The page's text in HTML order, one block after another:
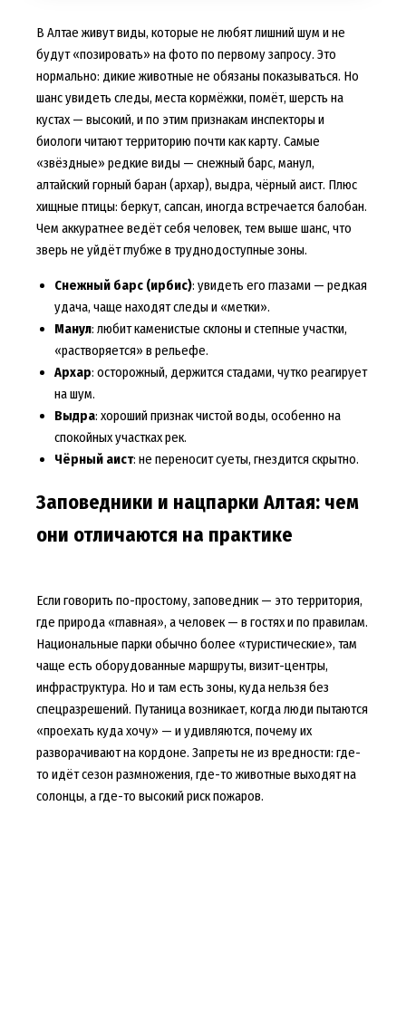
В Алтае живут виды, которые не любят лишний шум и не
будут «позировать» на фото по первому запросу. Это
нормально: дикие животные не обязаны показываться. Но
шанс увидеть следы, места кормёжки, помёт, шерсть на
кустах — высокий, и по этим признакам инспекторы и
биологи читают территорию почти как карту. Самые
«звёздные» редкие виды — снежный барс, манул,
алтайский горный баран (архар), выдра, чёрный аист. Плюс
хищные птицы: беркут, сапсан, иногда встречается балобан.
Чем аккуратнее ведёт себя человек, тем выше шанс, что
зверь не уйдёт глубже в труднодоступные зоны.
Снежный барс (ирбис): увидеть его глазами — редкая
удача, чаще находят следы и «метки».
Манул: любит каменистые склоны и степные участки,
«растворяется» в рельефе.
Архар: осторожный, держится стадами, чутко реагирует
на шум.
Выдра: хороший признак чистой воды, особенно на
спокойных участках рек.
Чёрный аист: не переносит суеты, гнездится скрытно.
Заповедники и нацпарки Алтая: чем
они отличаются на практике
Если говорить по-простому, заповедник — это территория,
где природа «главная», а человек — в гостях и по правилам.
Национальные парки обычно более «туристические», там
чаще есть оборудованные маршруты, визит-центры,
инфраструктура. Но и там есть зоны, куда нельзя без
спецразрешений. Путаница возникает, когда люди пытаются
«проехать куда хочу» — и удивляются, почему их
разворачивают на кордоне. Запреты не из вредности: где-
то идёт сезон размножения, где-то животные выходят на
солонцы, а где-то высокий риск пожаров.